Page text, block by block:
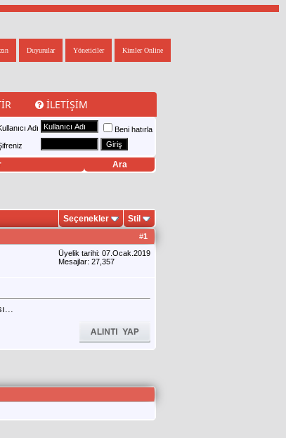
Kimler Online
Yöneticiler
Duyurular
İLETIŞIM
Adı
Beni hatırla
Ara
Seçenekler Stil
#1
Üyelik tarihi: 07.Ocak.2019
Mesajlar: 27,357